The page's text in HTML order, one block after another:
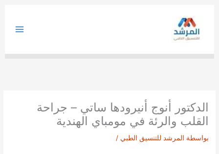
الدكتور أنوج أنيرودها ساتي – جراحة
القلب والرئة في مومباي الهندية
بواسطة المرشد للتنسيق الطبي/